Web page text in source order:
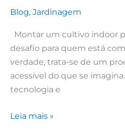
Blog, Jardinagem
Montar um cultivo indoor
desafio para quem está
verdade, trata-se de um
acessível do que se
tecnologia e
Leia mais »